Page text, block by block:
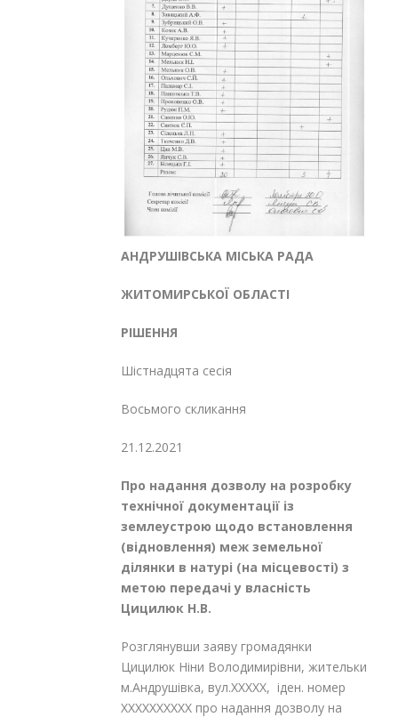
АНДРУШІВСЬКА МІСЬКА РАДА
ЖИТОМИРСЬКОЇ ОБЛАСТІ
РІШЕННЯ
Шістнадцята сесія
Восьмого скликання
21.12.2021
Про надання дозволу на розробку
технічної документації із
землеустрою щодо встановлення
(відновлення) меж земельної
ділянки в натурі (на місцевості) з
метою передачі у власність
Цицилюк Н.В.
Розглянувши заяву громадянки
Цицилюк Ніни Володимирівни, жительки
м.Андрушівка, вул.XXXXX, іден. номер
XXXXXXXXXX про надання дозволу на